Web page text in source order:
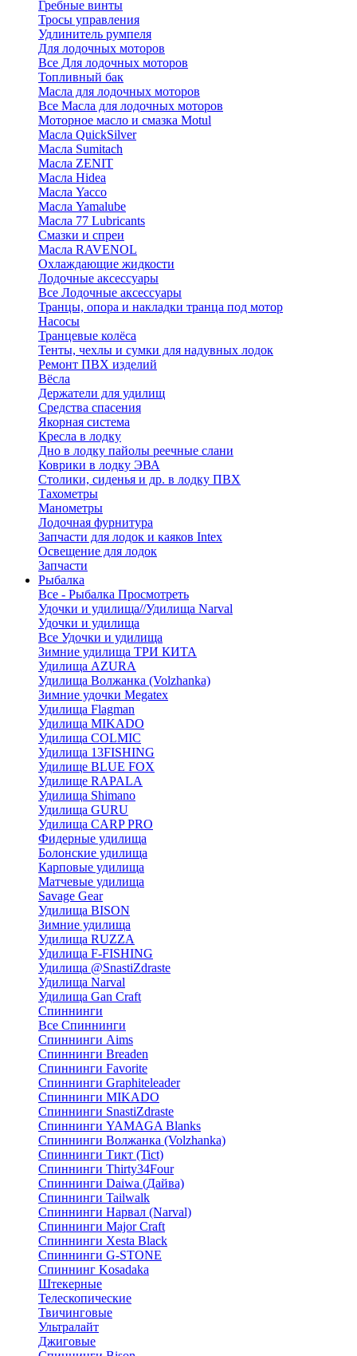
Гребные винты
Тросы управления
Удлинитель румпеля
Для лодочных моторов
Все Для лодочных моторов
Топливный бак
Масла для лодочных моторов
Все Масла для лодочных моторов
Моторное масло и смазка Motul
Масла QuickSilver
Масла Sumitach
Масла ZENIT
Масла Hidea
Масла Yacco
Масла Yamalube
Масла 77 Lubricants
Смазки и спреи
Масла RAVENOL
Охлаждающие жидкости
Лодочные аксессуары
Все Лодочные аксессуары
Транцы, опора и накладки транца под мотор
Насосы
Транцевые колёса
Тенты, чехлы и сумки для надувных лодок
Ремонт ПВХ изделий
Вёсла
Держатели для удилищ
Средства спасения
Якорная система
Кресла в лодку
Дно в лодку пайолы реечные слани
Коврики в лодку ЭВА
Столики, сиденья и др. в лодку ПВХ
Тахометры
Манометры
Лодочная фурнитура
Запчасти для лодок и каяков Intex
Освещение для лодок
Запчасти
Рыбалка
Все - Рыбалка Просмотреть
Удочки и удилища//Удилища Narval
Удочки и удилища
Все Удочки и удилища
Зимние удилища ТРИ КИТА
Удилища AZURA
Удилища Волжанка (Volzhanka)
Зимние удочки Megatex
Удилища Flagman
Удилища MIKADO
Удилища COLMIC
Удилища 13FISHING
Удилище BLUE FOX
Удилище RAPALA
Удилища Shimano
Удилища GURU
Удилища CARP PRO
Фидерные удилища
Болонские удилища
Карповые удилища
Матчевые удилища
Savage Gear
Удилища BISON
Зимние удилища
Удилища RUZZA
Удилища F-FISHING
Удилища @SnastiZdraste
Удилища Narval
Удилища Gan Craft
Спиннинги
Все Спиннинги
Спиннинги Aims
Спиннинги Breaden
Спиннинги Favorite
Спиннинги Graphiteleader
Спиннинги MIKADO
Спиннинги SnastiZdraste
Спиннинги YAMAGA Blanks
Спиннинги Волжанка (Volzhanka)
Спиннинги Тикт (Tict)
Спиннинги Thirty34Four
Спиннинги Daiwa (Дайва)
Спиннинги Tailwalk
Спиннинги Нарвал (Narval)
Спиннинги Major Craft
Спиннинги Xesta Black
Спиннинги G-STONE
Спиннинг Kosadaka
Штекерные
Телескопические
Твичинговые
Ультралайт
Джиговые